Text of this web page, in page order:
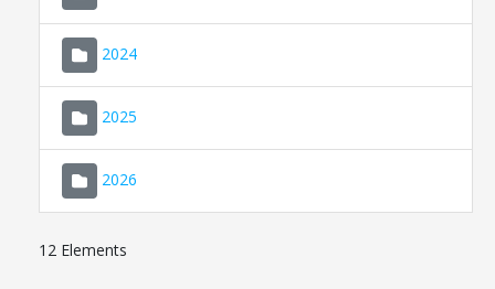
2024
2025
2026
12 Elements